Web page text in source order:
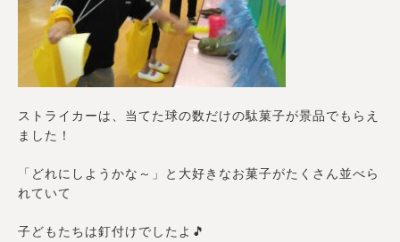
ストライカーは、当てた球の数だけの駄菓子が景品でもらえ
ました！
「どれにしようかな～」と大好きなお菓子がたくさん並べら
れていて
子どもたちは釘付けでしたよ🎵